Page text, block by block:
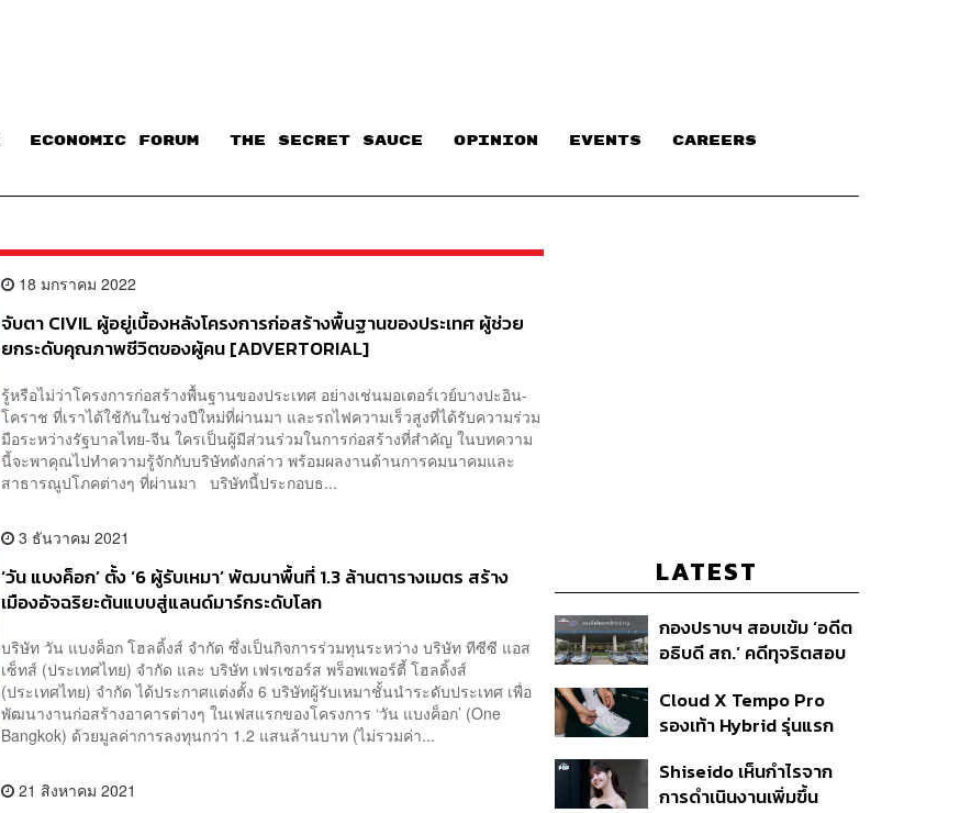
ECONOMIC FORUM THE SECRET SAUCE​ OPINION EVENTS CAREERS
18 มกราคม 2022
จับตา CIVIL ผู้อยู่เบื้องหลังโครงการก่อสร้างพื้นฐานของประเทศ ผู้ช่วย
ยกระดับคุณภาพชีวิตของผู้คน [ADVERTORIAL]
รู้หรือไม่ว่าโครงการก่อสร้างพื้นฐานของประเทศ อย่างเช่นมอเตอร์เวย์บางปะอิน-
โคราช ที่เราได้ใช้กันในช่วงปีใหม่ที่ผ่านมา และรถไฟความเร็วสูงที่ได้รับความร่วม
มือระหว่างรัฐบาลไทย-จีน ใครเป็นผู้มีส่วนร่วมในการก่อสร้างที่สำคัญ ในบทความ
นี้จะพาคุณไปทำความรู้จักกับบริษัทดังกล่าว พร้อมผลงานด้านการคมนาคมและ
สาธารณูปโภคต่างๆ ที่ผ่านมา บริษัทนี้ประกอบธ...
3 ธันวาคม 2021
‘วัน แบงค็อก’ ตั้ง ‘6 ผู้รับเหมา’ พัฒนาพื้นที่ 1.3 ล้านตารางเมตร สร้าง
เมืองอัจฉริยะต้นแบบสู่แลนด์มาร์กระดับโลก
บริษัท วัน แบงค็อก โฮลดิ้งส์ จำกัด ซึ่งเป็นกิจการร่วมทุนระหว่าง บริษัท ทีซีซี แอส
เซ็ทส์ (ประเทศไทย) จำกัด และ บริษัท เฟรเซอร์ส พร็อพเพอร์ตี้ โฮลดิ้งส์
(ประเทศไทย) จำกัด ได้ประกาศแต่งตั้ง 6 บริษัทผู้รับเหมาชั้นนำระดับประเทศ เพื่อ
พัฒนางานก่อสร้างอาคารต่างๆ ในเฟสแรกของโครงการ ‘วัน แบงค็อก’ (One
Bangkok) ด้วยมูลค่าการลงทุนกว่า 1.2 แสนล้านบาท (ไม่รวมค่า...
21 สิงหาคม 2021
LATEST
กองปราบฯ สอบเข้ม ‘อดีต
อธิบดี สถ.’ คดีทุจริตสอบ
จ่อชง ป.ป.ช. 12 ส.ค. นี้
Cloud X Tempo Pro
รองเท้า Hybrid รุ่นแรก
Shiseido เห็นกำไรจาก
การดำเนินงานเพิ่มขึ้น